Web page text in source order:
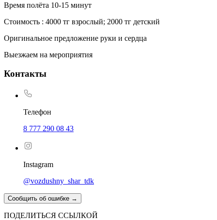
Время полёта 10-15 минут
Стоимость : 4000 тг взрослый; 2000 тг детский
Оригинальное предложение руки и сердца
Выезжаем на мероприятия
Контакты
Телефон
8 777 290 08 43
Instagram
@vozdushny_shar_tdk
Сообщить об ошибке →
ПОДЕЛИТЬСЯ ССЫЛКОЙ